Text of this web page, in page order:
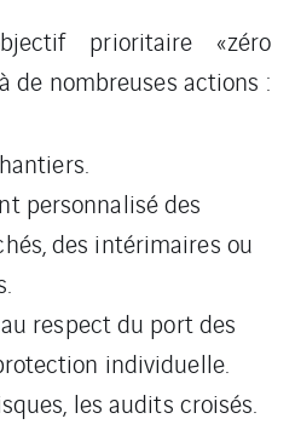
prioritaire «zéro
de nombreuses actions :
personnalisé des
des intérimaires ou
respect du port des
individuelle.
les audits croisés.